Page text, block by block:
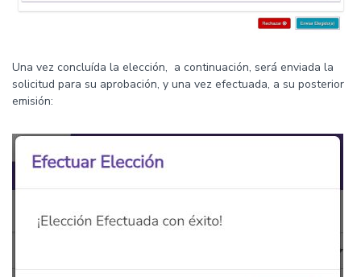
Una vez concluída la elección, a continuación, será enviada la
solicitud para su aprobación, y una vez efectuada, a su posterior
emisión: